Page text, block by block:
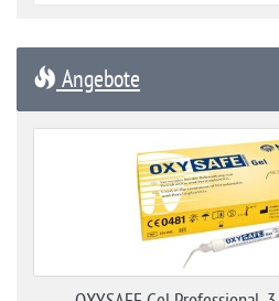
Angebote